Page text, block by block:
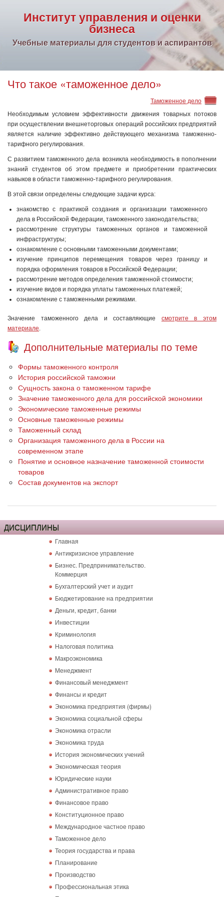
Институт управления и оценки
бизнеса
Учебные материалы для студентов и аспирантов
Что такое «таможенное дело»
Таможенное дело
Необходимым условием эффективности движения товарных потоков
при осуществлении внешнеторговых операций российских предприятий
является наличие эффективно действующего механизма таможенно-
тарифного регулирования.
С развитием таможенного дела возникла необходимость в пополнении
знаний студентов об этом предмете и приобретении практических
навыков в области таможенно-тарифного регулирования.
В этой связи определены следующие задачи курса:
знакомство с практикой создания и организации таможенного
дела в Российской Федерации, таможенного законодательства;
рассмотрение структуры таможенных органов и таможенной
инфраструктуры;
ознакомление с основными таможенными документами;
изучение принципов перемещения товаров через границу и
порядка оформления товаров в Российской Федерации;
рассмотрение методов определения таможенной стои­мости;
изучение видов и порядка уплаты таможенных платежей;
ознакомление с таможенными режимами.
Значение таможенного дела и составляющие смотрите в этом
материале.
Дополнительные материалы по теме
Формы таможенного контроля
История российской таможни
Сущность закона о таможенном тарифе
Значение таможенного дела для российской экономики
Экономические таможенные режимы
Основные таможенные режимы
Таможенный склад
Организация таможенного дела в России на
современном этапе
Понятие и основное назначение таможенной стоимости
товаров
Состав документов на экспорт
ДИСЦИПЛИНЫ
Главная
Антикризисное управление
Бизнес. Предпринимательство.
Коммерция
Бухгалтерский учет и аудит
Бюджетирование на предприятии
Деньги, кредит, банки
Инвестиции
Криминология
Налоговая политика
Макроэкономика
Менеджмент
Финансовый менеджмент
Финансы и кредит
Экономика предприятия (фирмы)
Экономика социальной сферы
Экономика отрасли
Экономика труда
История экономических учений
Экономическая теория
Юридические науки
Административное право
Финансовое право
Конституционное право
Международное частное право
Таможенное дело
Теория государства и права
Планирование
Производство
Профессиональная этика